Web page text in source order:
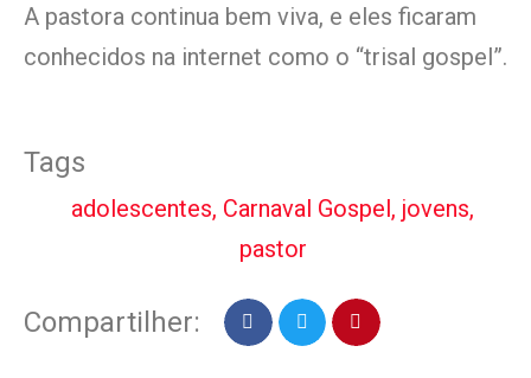
A pastora continua bem viva, e eles ficaram
conhecidos na internet como o “trisal gospel”.
Tags
adolescentes, Carnaval Gospel, jovens,
pastor
Compartilher: